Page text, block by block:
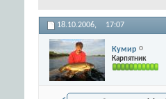
18.10.2006, 17:07
Кумир
Карпятник